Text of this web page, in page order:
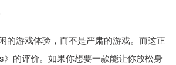
的游戏体验，而不是严肃的游戏。而这正
》的评价。如果你想要一款能让你放松身